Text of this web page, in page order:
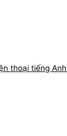
thoại tiếng